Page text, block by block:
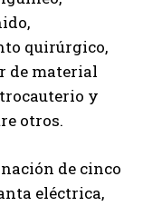
quirúrgico,
de material
y
otros.
de cinco
eléctrica,